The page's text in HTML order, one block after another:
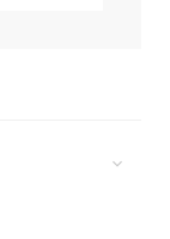
etoxilado)